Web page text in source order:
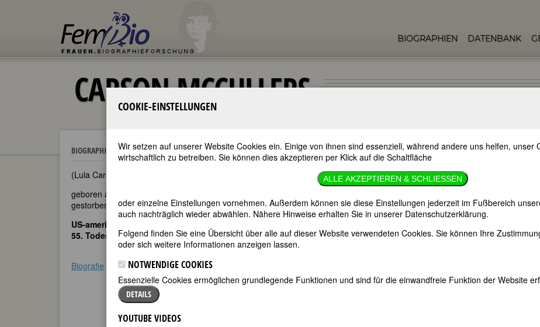
BIOGRAPHIEN DATENBANK
CARSON MCCULLERS
BIOGRAPHIEN Carson McCullers
(Lula Carson Smith [eigentlicher Name])
geboren am 19. Februar 1917 in Columbus, Georgia
gestorben am 29. September 1967 in Nyack, New York
US-amerikanische Schriftstellerin
55. Todestag am 29. September 2022
Biografie Zitate•Weblinks• Literatur & Quellen
COOKIE-EINSTELLUNGEN
Wir setzen auf unserer Website Cookies ein. Einige von ihnen sind essenziell, während andere uns helfen, unser
wirtschaftlich zu betreiben. Sie können dies akzeptieren per Klick auf die Schaltfläche
ALLE AKZEPTIEREN & SCHLIESSEN
oder einzelne Einstellungen vornehmen. Außerdem können sie diese Einstellungen jederzeit im Fußbereich
auch nachträglich wieder abwählen. Nähere Hinweise erhalten Sie in unserer Datenschutzerklärung.
Folgend finden Sie eine Übersicht über alle auf dieser Website verwendeten Cookies. Sie können Ihre
oder sich weitere Informationen anzeigen lassen.
NOTWENDIGE COOKIES
Essenzielle Cookies ermöglichen grundlegende Funktionen und sind für die einwandfreie Funktion der Website
DETAILS
YOUTUBE VIDEOS